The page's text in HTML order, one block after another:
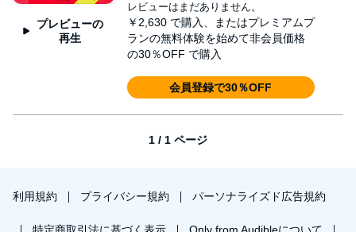
プレビューの
再生
レビューはまだありません。
￥2,630 で購入、またはプレミアムプ
ランの無料体験を始めて非会員価格
の30％OFF で購入
会員登録で30％OFF
1 / 1 ページ
利用規約 プライバシー規約 パーソナライズド広告規約